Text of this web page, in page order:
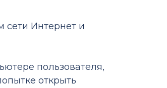
сети Интернет и
пользователя,
открыть